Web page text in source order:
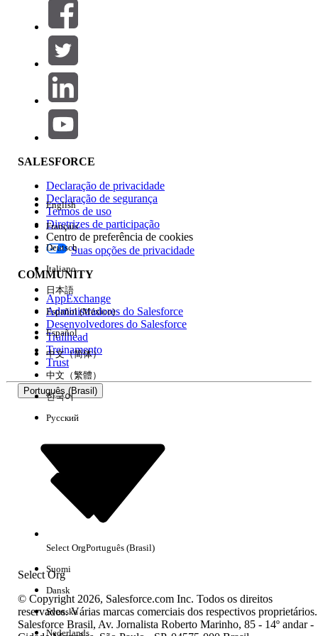
Filtros (0)
SELECIONAR FILTROS
Área de produtos
Impacto do recurso
Edição
Experiência
Sem resultados
SALESFORCE
Declaração de privacidade
Declaração de segurança
Termos de uso
Diretrizes de participação
Centro de preferência de cookies
Suas opções de privacidade
COMMUNITY
AppExchange
Administradores do Salesforce
Desenvolvedores do Salesforce
Trailhead
Treinamento
Trust
Português (Brasil)
Select Org
English
Français
Deutsch
Italiano
日本語
Español (México)
Español
中文（简体）
中文（繁體）
한국어
Русский
Select OrgPortuguês (Brasil)
Suomi
Dansk
Svenska
Nederlands
© Copyright 2026, Salesforce.com Inc. Todos os direitos
reservados. Várias marcas comerciais dos respectivos proprietários.
Salesforce Brasil, Av. Jornalista Roberto Marinho, 85 - 14º andar -